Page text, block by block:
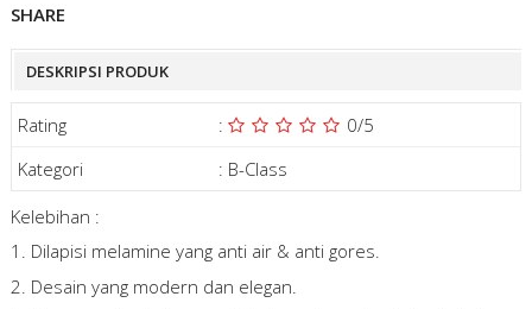
SHARE
DESKRIPSI PRODUK
Rating : 0/5
Kategori
: B-Class
Kelebihan :
1. Dilapisi melamine yang anti air & anti gores.
2. Desain yang modern dan elegan.